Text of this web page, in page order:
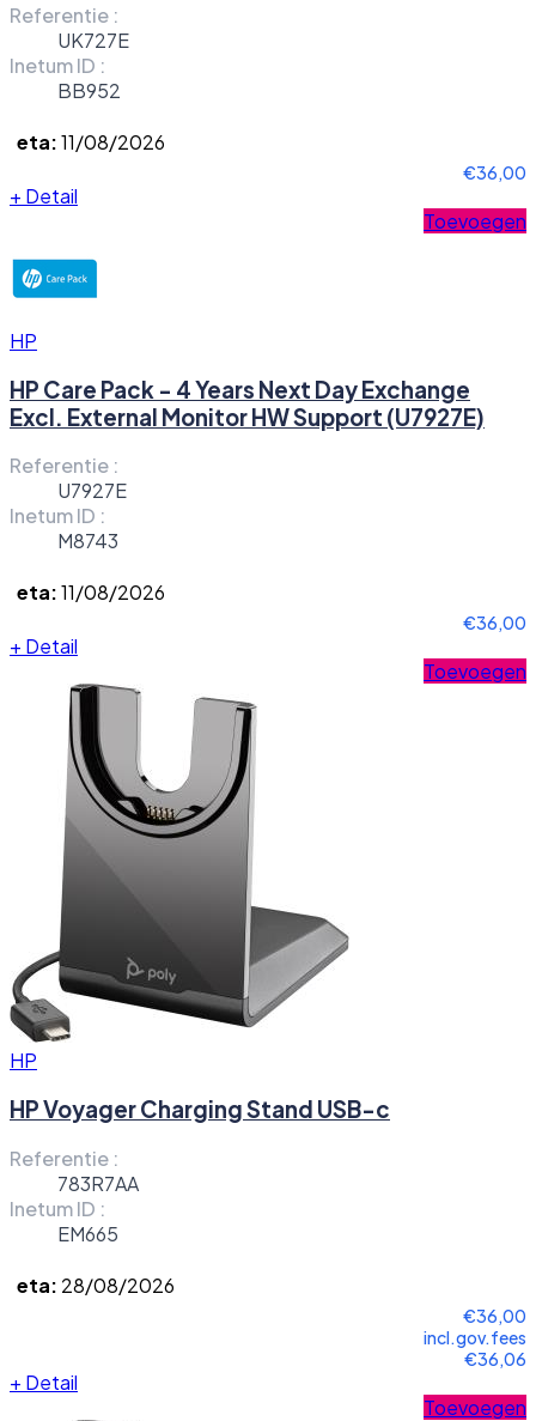
Referentie :
UK727E
Inetum ID :
BB952
eta:11/08/2026
€36,00
+ Detail
Toevoegen
HP
HP Care Pack - 4 Years Next Day Exchange
Excl. External Monitor HW Support (U7927E)
Referentie :
U7927E
Inetum ID :
M8743
eta:11/08/2026
€36,00
+ Detail
Toevoegen
HP
HP Voyager Charging Stand USB-c
Referentie :
783R7AA
Inetum ID :
EM665
eta: 28/08/2026
€36,00
incl.gov.fees
€36,06
+ Detail
Toevoegen